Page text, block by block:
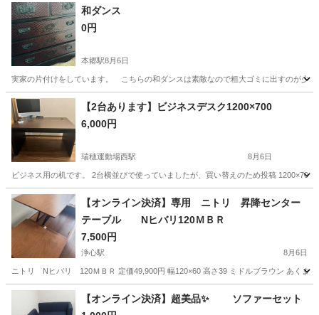
和ダンス
0円
本郷駅8月6日
実家の片付けをしています。 こちらの和ダンスは素敵なので粗大ゴミに出すのが少
愛知 名古屋市 本郷駅 収納家具
【2台あります】ビジネスデスク1200×700
6,000円
瑞穂運動場西駅 8月6日
ビジネス用の机です。 2台横並びで使っていましたが、買い替えのため投稿
愛知 名古屋市 瑞穂運動場西駅 オフィス用家具
【オンライン決済】専用 ニトリ 昇降センター
テーブル Nヒバリ120ＭＢＲ
7,500円
浄心駅 8月6日
ニトリ Nヒバリ 120ＭＢＲ 定価49,900円 幅120×60 高さ39 ミドルブラウン あくま
愛知 名古屋市 浄心駅 テーブル
【オンライン決済】超美品✨️ ソファーセット